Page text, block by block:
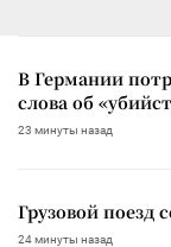
В Германии
слова об
23 минуты назад
Грузовой поезд
24 минуты назад